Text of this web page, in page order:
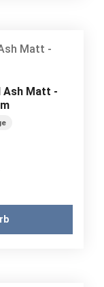
Ash Matt -